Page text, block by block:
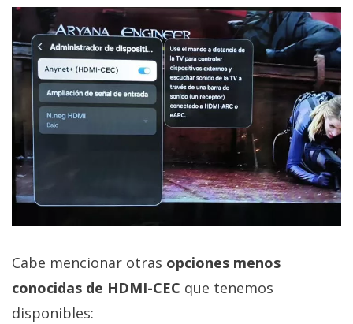
Cabe mencionar otras opciones menos
conocidas de HDMI-CEC que tenemos
disponibles: